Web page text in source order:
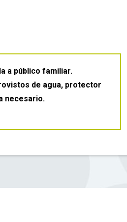
serán incluidos en ficheros de
lo establecido en el artículo
lo que se refiere a la protección de su
legales aplicables. Sus datos no
a público familiar.
de agua, protector
necesario.